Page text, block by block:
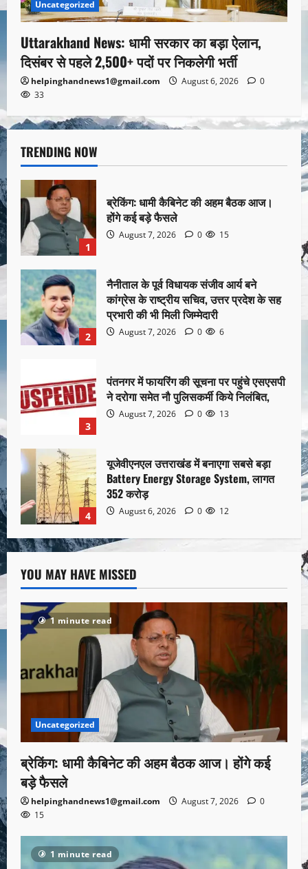
Uncategorized
Uttarakhand News: धामी सरकार का बड़ा ऐलान,
दिसंबर से पहले 2,500+ पदों पर निकलेगी भर्ती
helpinghandnews1@gmail.com August 6, 2026
0
33
TRENDING NOW
1
ब्रेकिंग: धामी कैबिनेट की अहम बैठक आज।
होंगे कई बड़े फैसले
August 7, 2026 0 15
2
नैनीताल के पूर्व विधायक संजीव आर्य बने
कांग्रेस के राष्ट्रीय सचिव, उत्तर प्रदेश के सह
प्रभारी की भी मिली जिम्मेदारी
August 7, 2026 0 6
3
पंतनगर में फायरिंग की सूचना पर पहुंचे एसएसपी
ने दरोगा समेत नौ पुलिसकर्मी किये निलंबित,
August 7, 2026 0 13
4
यूजेवीएनएल उत्तराखंड में बनाएगा सबसे बड़ा
Battery Energy Storage System, लागत
352 करोड़
August 6, 2026 0 12
YOU MAY HAVE MISSED
1 minute read
Uncategorized
ब्रेकिंग: धामी कैबिनेट की अहम बैठक आज। होंगे कई
बड़े फैसले
helpinghandnews1@gmail.com August 7, 2026
0
15
1 minute read